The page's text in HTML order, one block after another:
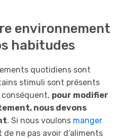
environnement
habitudes
quotidiens sont
stimuli sont présents
conséquent, pour modifier
nous devons
. Si nous voulons manger
ne pas avoir d’aliments